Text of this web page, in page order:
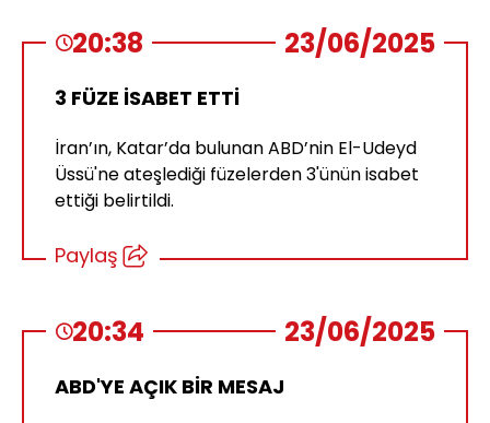
20:38 23/06/2025
3 FÜZE İSABET ETTİ
İran’ın, Katar’da bulunan ABD’nin El-Udeyd
Üssü'ne ateşlediği füzelerden 3'ünün isabet
ettiği belirtildi.
Paylaş
20:34 23/06/2025
ABD'YE AÇIK BİR MESAJ